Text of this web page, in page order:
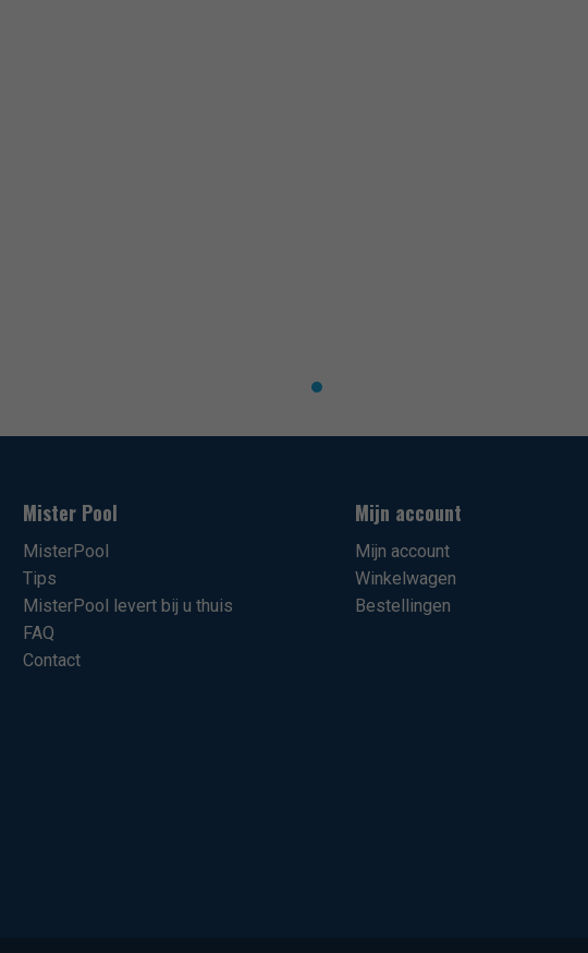
Mister Pool
MisterPool
Tips
MisterPool levert bij u thuis
FAQ
Contact
Mijn account
Mijn account
Winkelwagen
Bestellingen